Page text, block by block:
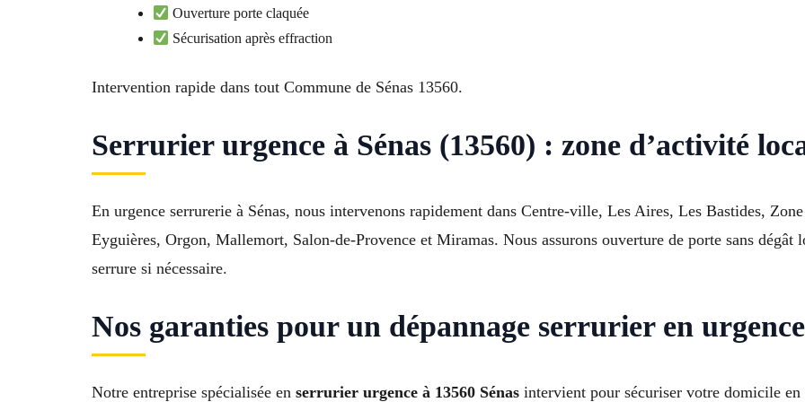
Ouverture porte claquée
Sécurisation après effraction
Intervention rapide dans tout Commune de Sénas 13560.
Serrurier urgence à Sénas (13560) : zone d’activité
En urgence serrurerie à Sénas, nous intervenons rapidement dans Centre-ville, Les Aires, Les Bastides,
Eyguières, Orgon, Mallemort, Salon-de-Provence et Miramas. Nous assurons ouverture de porte sans dégât
serrure si nécessaire.
Nos garanties pour un dépannage serrurier en
Notre entreprise spécialisée en serrurier urgence à 13560 Sénas intervient pour sécuriser votre domicile